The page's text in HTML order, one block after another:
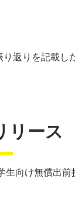
り返りを記載し
リース
生向け無償出